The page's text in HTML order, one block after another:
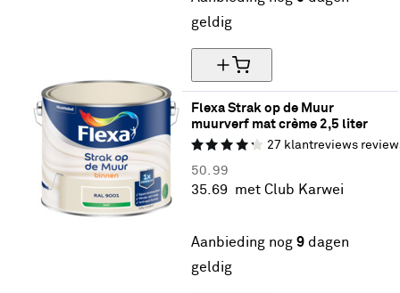
geldig
Flexa Strak op de Muur
muurverf mat crème 2,5 liter
27 klantreviews
50. 99
35. 69 met Club Karwei
Aanbieding nog 9 dagen
geldig